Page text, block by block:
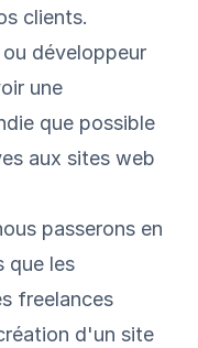
clients.
développeur
une
que possible
aux sites web
passerons en
que les
freelances
d'un site